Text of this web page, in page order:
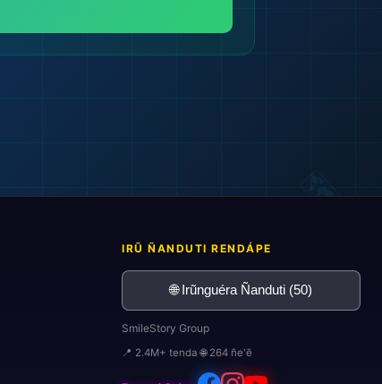
IRŨ ÑANDUTI RENDÁPE
🌐 Irũnguéra Ñanduti (50)
SmileStory Group
📍 2.4M+ tenda 🌐 264 ñe'ẽ